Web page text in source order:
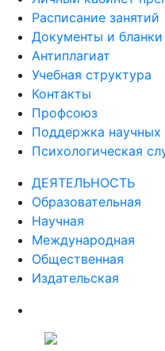
Расписание занятий
Документы и бланки
Антиплагиат
Учебная структура
Контакты
Профсоюз
Поддержка научных
Психологическая
ДЕЯТЕЛЬНОСТЬ
Образовательная
Научная
Международная
Общественная
Издательская